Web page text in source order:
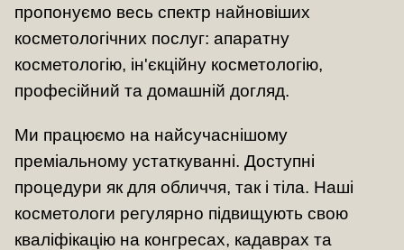
пропонуємо весь спектр найновіших
косметологічних послуг: апаратну
косметологію, ін'єкційну косметологію,
професійний та домашній догляд.
Ми працюємо на найсучаснішому
преміальному устаткуванні. Доступні
процедури як для обличчя, так і тіла. Наші
косметологи регулярно підвищують свою
кваліфікацію на конгресах, кадаврах та